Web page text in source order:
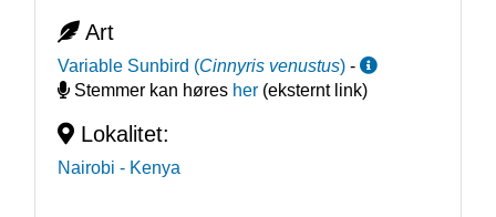
Art
Variable Sunbird (Cinnyris venustus) -
Stemmer kan høres her(eksternt link)
Lokalitet:
Nairobi - Kenya